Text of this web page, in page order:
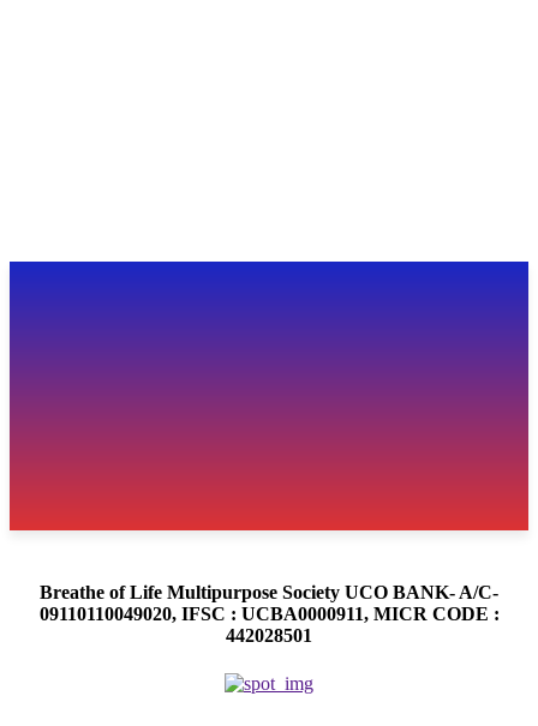
Breathe of Life Multipurpose Society UCO BANK- A/C-
09110110049020, IFSC : UCBA0000911, MICR CODE :
442028501